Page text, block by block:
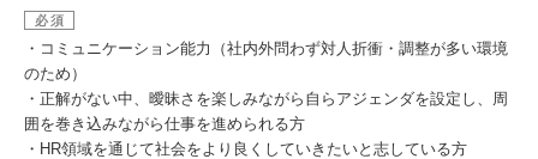
必須
・コミュニケーション能力（社内外問わず対人折衝・調整が多い環境
のため）
・正解がない中、曖昧さを楽しみながら自らアジェンダを設定し、周
囲を巻き込みながら仕事を進められる方
・HR領域を通じて社会をより良くしていきたいと志している方